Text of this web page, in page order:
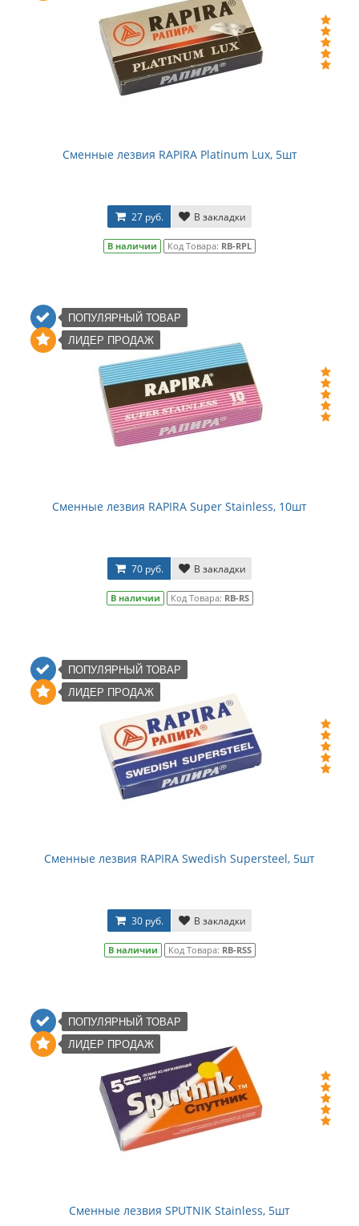
Сменные лезвия RAPIRA Platinum Lux, 5шт
27 руб. В закладки
В наличии Код Товара: RB-RPL
ПОПУЛЯРНЫЙ ТОВАР
ЛИДЕР ПРОДАЖ
Сменные лезвия RAPIRA Super Stainless, 10шт
70 руб. В закладки
В наличии Код Товара: RB-RS
ПОПУЛЯРНЫЙ ТОВАР
ЛИДЕР ПРОДАЖ
Сменные лезвия RAPIRA Swedish Supersteel, 5шт
30 руб. В закладки
В наличии Код Товара: RB-RSS
ПОПУЛЯРНЫЙ ТОВАР
ЛИДЕР ПРОДАЖ
Сменные лезвия SPUTNIK Stainless, 5шт